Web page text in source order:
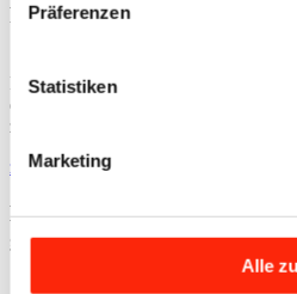
Präferenzen
Statistiken
Marketing
Alle
Fragen offen?
Füllen Sie hier direkt unser Formular
erhalten haben, rufen wir Sie
zurück.
zum Kontaktformular
Liveberatung
gewünscht?